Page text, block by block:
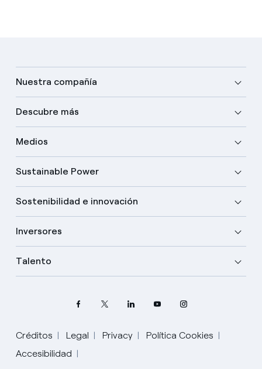
Nuestra compañía
Descubre más
Medios
Sustainable Power
Sostenibilidad e innovación
Inversores
Talento
Créditos Legal Privacy
Política Cookies
Accesibilidad
Elige tu idioma